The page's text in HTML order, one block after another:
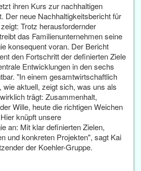
ihren Kurs zur nachhaltigen
Der neue Nachhaltigkeitsbericht für
Trotz herausfordernder
das Familienunternehmen seine
konsequent voran. Der Bericht
den Fortschritt der definierten Ziele
Entwicklungen in den sechs
"In einem gesamtwirtschaftlich
wie aktuell, zeigt sich, was uns als
trägt: Zusammenhalt,
Wille, heute die richtigen Weichen
knüpft unsere
an: Mit klar definierten Zielen,
und konkreten Projekten", sagt Kai
der Koehler-Gruppe.